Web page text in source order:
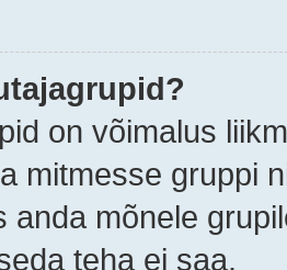
on võimalus
mitmesse gruppi
anda mõnele
teha ei saa.